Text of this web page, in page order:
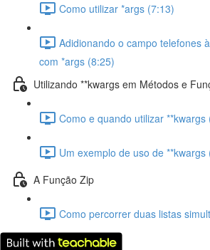
Como utilizar *args (7:13)
Adidionando o campo telefones
com *args (8:25)
Utilizando **kwargs em Métodos e
Como e quando utilizar **kwargs
Um exemplo de uso de **kwargs
A Função Zip
Como percorrer duas listas